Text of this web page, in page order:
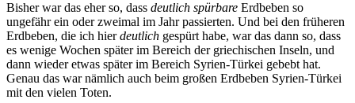
Bisher war das eher so, dass deutlich spürbare Erdbeben so
ungefähr ein oder zweimal im Jahr passierten. Und bei den früheren
Erdbeben, die ich hierdeutlich gespürt habe, war das dann so, dass
es wenige Wochen später im Bereich der griechischen Inseln, und
dann wieder etwas später im Bereich Syrien-Türkei gebebt hat.
Genau das war nämlich auch beim großen Erdbeben Syrien-Türkei
mit den vielen Toten.